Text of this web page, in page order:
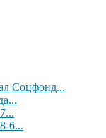
Соцфонд...
6...